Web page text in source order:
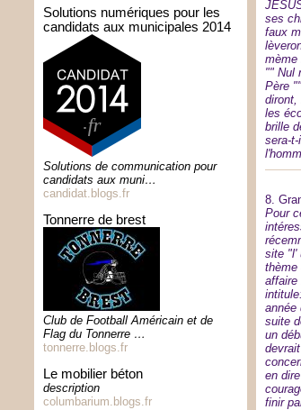
solutions numériques pour les
candidats aux municipales 2014
Solutions de communication pour
candidats aux muni…
candidat.blogs.fr
tonnerre de brest
Club de Football Américain et de
Flag du Tonnerre …
tonnerre.blogs.fr
le mobilier béton
description
columbarium.blogs.fr
ses
faux
mème
"" Nul
Père
diront,
les
brille
sera-
8.
Pour
site "l'
thème
année
suite
un
en
finir